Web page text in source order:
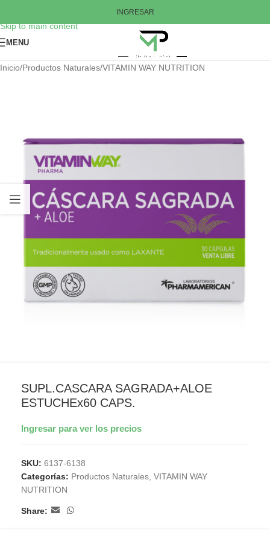
Skip to main content
INGRESAR
MENU
Inicio/Productos Naturales/VITAMIN WAY NUTRITION
SUPL.CASCARA SAGRADA+ALOE
ESTUCHEx60 CAPS.
Ingresar para ver los precios
SKU: 6137-6138
Categorías: Productos Naturales VITAMIN WAY
NUTRITION
Share: